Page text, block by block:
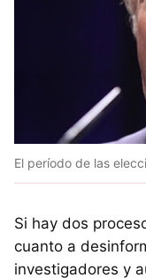
El período de las
Si hay dos
cuanto a
investigadores y